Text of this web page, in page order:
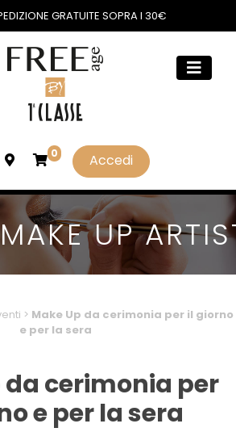
GRATUITE SOPRA I 30€
0 Accedi
UP
> Make Up da cerimonia per il giorno
e per la sera
da cerimonia per
e per la sera